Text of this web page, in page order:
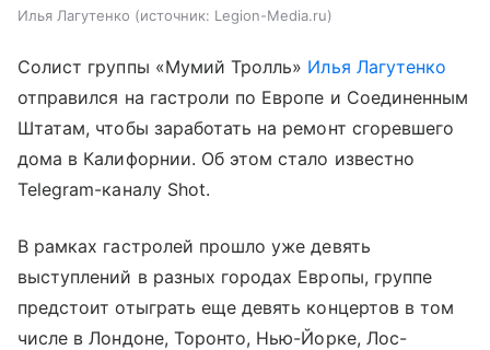
Илья Лагутенко источник: Legion-Media.ru
Солист группы «Мумий Тролль» Илья Лагутенко
отправился на гастроли по Европе и Соединенным
Штатам, чтобы заработать на ремонт сгоревшего
дома в Калифорнии. Об этом стало известно
Telegram-каналу Shot.
В рамках гастролей прошло уже девять
выступлений в разных городах Европы, группе
предстоит отыграть еще девять концертов в том
числе в Лондоне, Торонто, Нью-Йорке, Лос-